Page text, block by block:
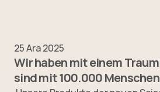
25 Ara 2025
Wir haben mit einem
sind mit 100.000